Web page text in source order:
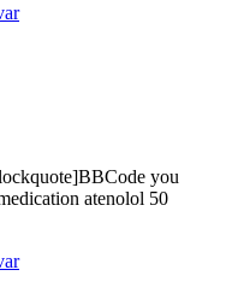
you
atenolol 50